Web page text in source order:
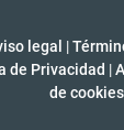
legal |
de Privacidad |
de cookies